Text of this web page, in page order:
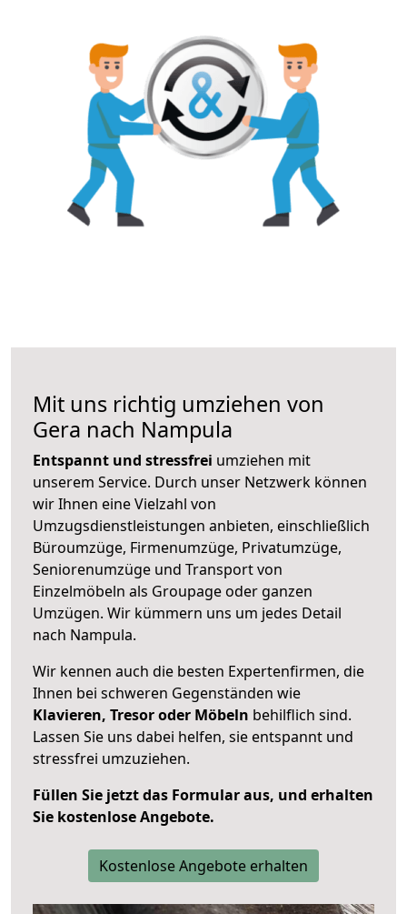
Mit uns richtig umziehen von
Gera nach Nampula
Entspannt und stressfrei umziehen mit
unserem Service. Durch unser Netzwerk können
wir Ihnen eine Vielzahl von
Umzugsdienstleistungen anbieten, einschließlich
Büroumzüge, Firmenumzüge, Privatumzüge,
Seniorenumzüge und Transport von
Einzelmöbeln als Groupage oder ganzen
Umzügen. Wir kümmern uns um jedes Detail
nach Nampula.
Wir kennen auch die besten Expertenfirmen, die
Ihnen bei schweren Gegenständen wie
Klavieren, Tresor oder Möbeln behilflich sind.
Lassen Sie uns dabei helfen, sie entspannt und
stressfrei umzuziehen.
Füllen Sie jetzt das Formular aus, und erhalten
Sie kostenlose Angebote.
Kostenlose Angebote erhalten